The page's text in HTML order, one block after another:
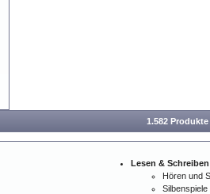
1.582
Lesen & Schreiben
Hören und
Silbenspiele